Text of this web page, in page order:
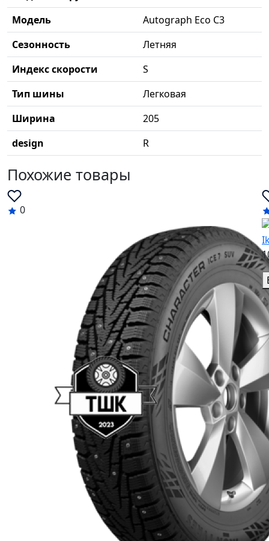
Модель
Autograph Eco C3
Сезонность
Летняя
Индекс скорости
S
Тип шины
Легковая
Ширина
205
design
R
Похожие товары
0